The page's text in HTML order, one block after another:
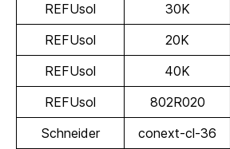
REFUsol
30K
REFUsol
20K
REFUsol
40K
REFUsol
802R020
Schneider
conext-cl-36